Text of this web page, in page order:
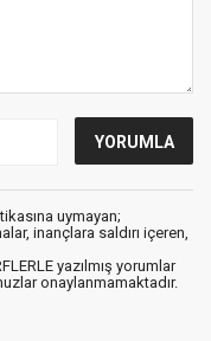
uymayan;
inançlara saldırı içeren,
yazılmış yorumlar
onaylanmamaktadır.